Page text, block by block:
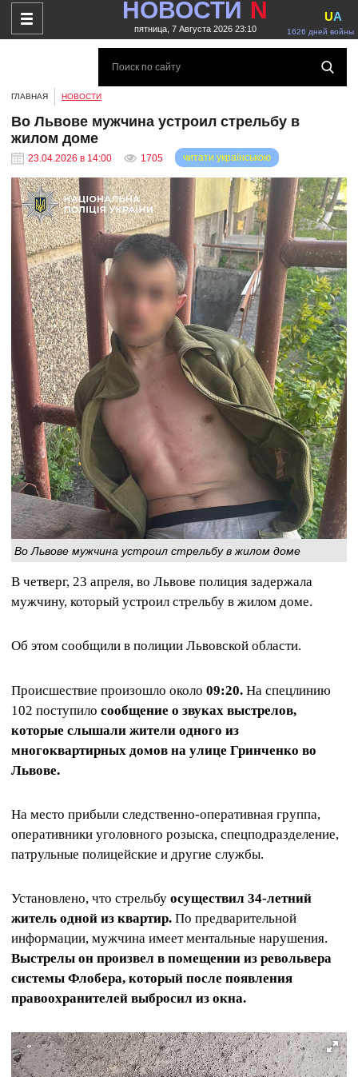
НОВОСТИ N
пятница, 7 Августа 2026 23:10 1626 дней войны
UA
ГЛАВНАЯ НОВОСТИ
Во Львове мужчина устроил стрельбу в
жилом доме
23.04.2026 в 14:00 1705 читати українською
Во Львове мужчина устроил стрельбу в жилом доме
В четверг, 23 апреля, во Львове полиция задержала
мужчину, который устроил стрельбу в жилом доме.
Об этом сообщили в полиции Львовской области.
Происшествие произошло около 09:20. На спецлинию
102 поступило сообщение о звуках выстрелов,
которые слышали жители одного из
многоквартирных домов на улице Гринченко во
Львове.
На место прибыли следственно-оперативная группа,
оперативники уголовного розыска, спецподразделение,
патрульные полицейские и другие службы.
Установлено, что стрельбу осуществил 34-летний
житель одной из квартир. По предварительной
информации, мужчина имеет ментальные нарушения.
Выстрелы он произвел в помещении из револьвера
системы Флобера, который после появления
правоохранителей выбросил из окна.